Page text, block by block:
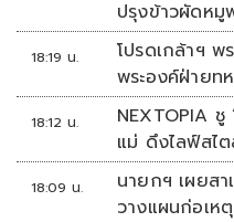
ปรุงข้าวผัดหมู
18:19 น.
โปรดเกล้าฯ พ
พระองค์ฝ่ายท
18:12 น.
NEXTOPIA ชู
แม่ ดึงไลฟ์สไ
รณ์ช้อปปิงมีค
18:09 น.
นายกฯ เผยสา
วางแผนก่อเห